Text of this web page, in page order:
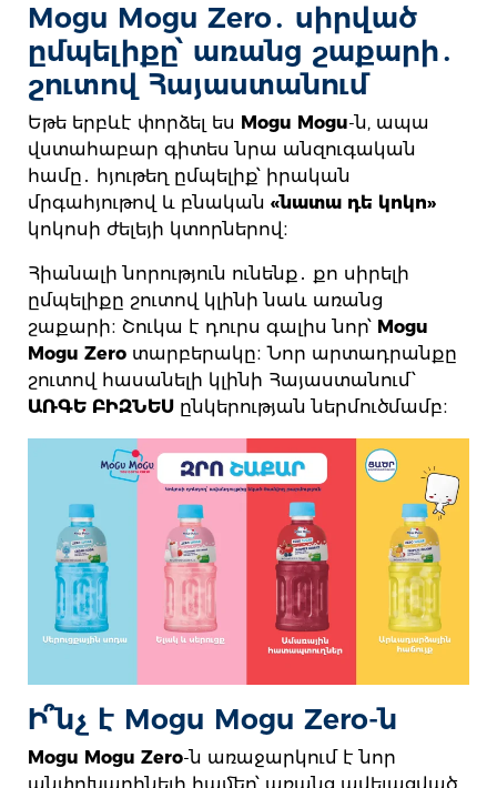
Mogu Mogu Zero․ սիրված
ըմպելիքը՝ առանց շաքարի․
շուտով Հայաստանում
Եթե երբևէ փորձել ես Mogu Mogu-ն, ապա
վստահաբար գիտես նրա անզուգական
համը․ հյութեղ ըմպելիք՝ իրական
մրգահյութով և բնական«նատա դե կոկո»
կոկոսի ժելեյի կտորներով։
Հիանալի նորություն ունենք․ քո սիրելի
ըմպելիքը շուտով կլինի նաև առանց
շաքարի։ Շուկա է դուրս գալիս նոր՝ Mogu
Mogu Zero տարբերակը։ Նոր արտադրանքը
շուտով հասանելի կլինի Հայաստանում՝
ԱՌԳԵ ԲԻԶՆԵՍ ընկերության ներմուծմամբ։
Ի՞նչ է Mogu Mogu Zero-ն
Mogu Mogu Zero-ն առաջարկում է նոր